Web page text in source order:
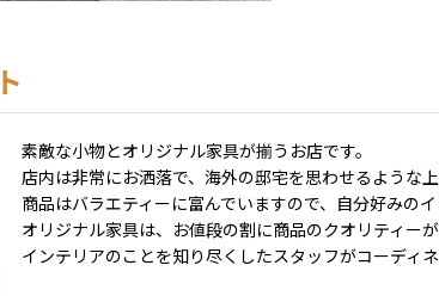
素敵な小物とオリジナル家具が揃うお店です。
店内は非常にお洒落で、海外の邸宅を思わせるような
商品はバラエティーに富んでいますので、自分好みの
オリジナル家具は、お値段の割に商品のクオリティー
インテリアのことを知り尽くしたスタッフがコーディ